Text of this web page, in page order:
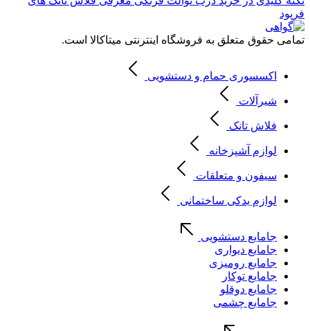
فرپود
تمامی حقوق متعلق به فروشگاه اینترنتی میتاکالا است.
اکسسوری حمام و دستشویی
شیرآلات
فلاش تانک
لوازم آشپزخانه
سیفون و متعلقات
لوازم یدکی ساختمانی
جامایع دستشویی
جامایع دیواری
جامایع رومیزی
جامایع توکار
جامایع دوقلو
جامایع چشمی